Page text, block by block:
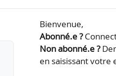
Bienvenue,
Abonné.e ?
Non abonné.e ?
en saisissant votre